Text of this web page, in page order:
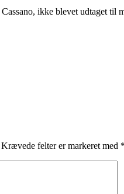
ikke blevet udtaget til
Krævede felter er markeret med *